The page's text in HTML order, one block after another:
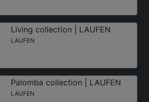
Living collection | LAUFEN
LAUFEN
Palomba collection | LAUFEN
LAUFEN